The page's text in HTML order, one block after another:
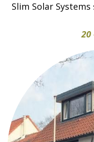
Slim Solar
20